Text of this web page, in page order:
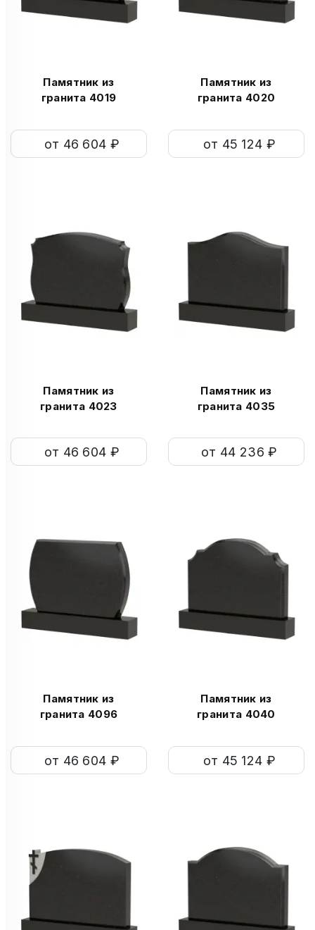
Памятник из
гранита 4019
от 46 604 ₽
Памятник из
гранита 4020
от 45 124 ₽
Памятник из
гранита 4023
от 46 604 ₽
Памятник из
гранита 4035
от 44 236 ₽
Памятник из
гранита 4096
от 46 604 ₽
Памятник из
гранита 4040
от 45 124 ₽